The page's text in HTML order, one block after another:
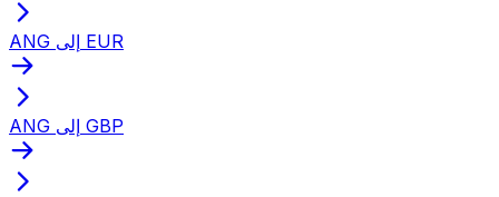
ANG إلى EUR
ANG إلى GBP